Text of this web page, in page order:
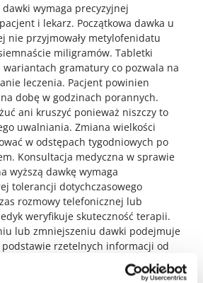
dawki wymaga precyzyjnej
i lekarz. Początkowa dawka u
nie przyjmowały metylofenidatu
miligramów. Tabletki
gramatury co pozwala na
leczenia. Pacjent powinien
dobę w godzinach porannych.
ani kruszyć ponieważ niszczy to
uwalniania. Zmiana wielkości
w odstępach tygodniowych po
Konsultacja medyczna w sprawie
wyższą dawkę wymaga
tolerancji dotychczasowego
rozmowy telefonicznej lub
weryfikuje skuteczność terapii.
lub zmniejszeniu dawki podejmuje
podstawie rzetelnych informacji od
wystawienia recepty na
jeśli medyk widzi zagrożenie